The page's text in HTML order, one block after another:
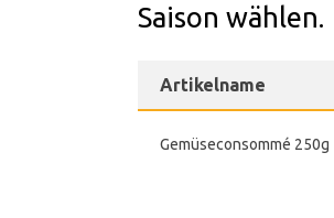
Saison wählen.
Artikelname
Gemüseconsommé 250g